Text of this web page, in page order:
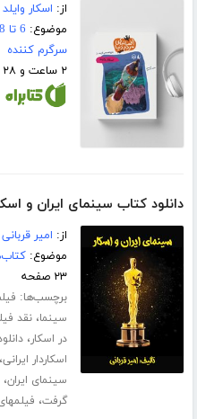
از: اسکار وایلد
موضوع: 6 تا 8 سال
سرگرم کننده
۲ ساعت و ۲۸ دقیقه
دانلود کتاب سینمای ایران و
از: امیر قربانی
موضوع:
۲۳ صفحه
برچسب‌ها:
سینما،نقد
در اسکار،
اسکاردار ایرانی،
سینمای ایران،
گرفت،